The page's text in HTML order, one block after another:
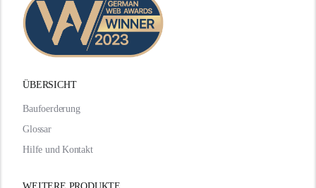
ÜBERSICHT
Baufoerderung
Glossar
Hilfe und Kontakt